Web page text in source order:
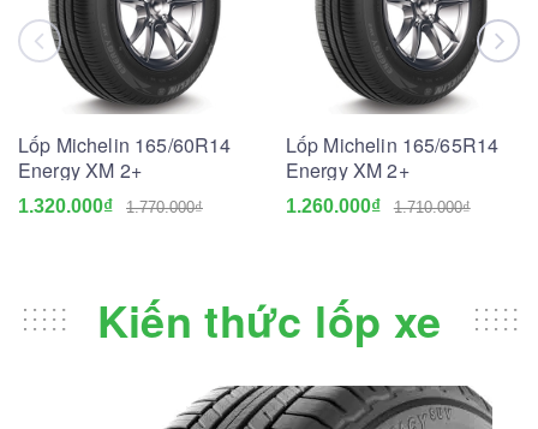
Lốp Michelin 165/60R14
Energy XM 2+
1.320.000₫ 1.770.000₫
Lốp Michelin 165/65R14
Energy XM 2+
1.260.000₫ 1.710.000₫
Kiến thức lốp xe